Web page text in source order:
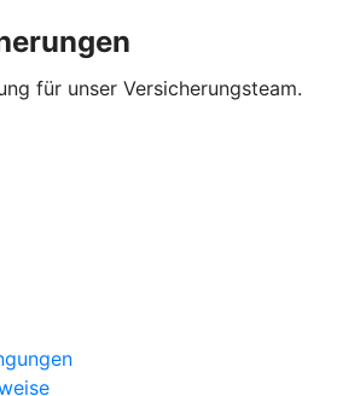
für unser Versicherungsteam.